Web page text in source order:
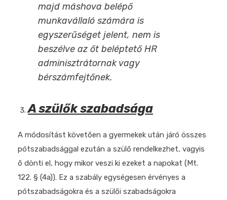
majd máshova belépő
munkavállaló számára is
egyszerűséget jelent, nem is
beszélve az őt beléptető HR
adminisztrátornak vagy
bérszámfejtőnek.
A szülők szabadsága
A módosítást követően a gyermekek után járó összes
pótszabadsággal ezután a szülő rendelkezhet, vagyis
ő dönti el, hogy mikor veszi ki ezeket a napokat (Mt.
122. § (4a)). Ez a szabály egységesen érvényes a
pótszabadságokra és a szülői szabadságokra